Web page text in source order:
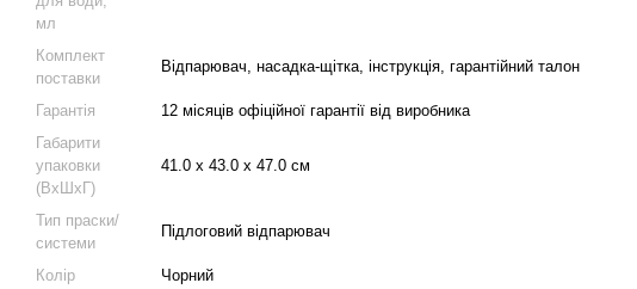
мл
Комплект
поставки
Відпарювач, насадка-щітка, інструкція, гарантійний талон
Гарантія
12 місяців офіційної гарантії від виробника
Габарити
упаковки
(ВхШхГ)
41.0 х 43.0 х 47.0 см
Тип праски/
системи
Підлоговий відпарювач
Колір Чорний